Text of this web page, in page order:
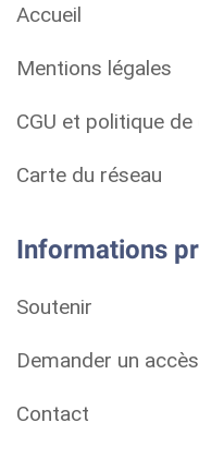
Accueil
Mentions légales
CGU et politique
Carte du réseau
Informations
Soutenir
Demander un
Contact